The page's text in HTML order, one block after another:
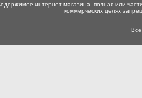
интернет-магазина, полная или
коммерческих целях